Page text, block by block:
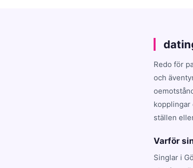
Redo för
och
kopplingar
ställen
Varför
Singlar i